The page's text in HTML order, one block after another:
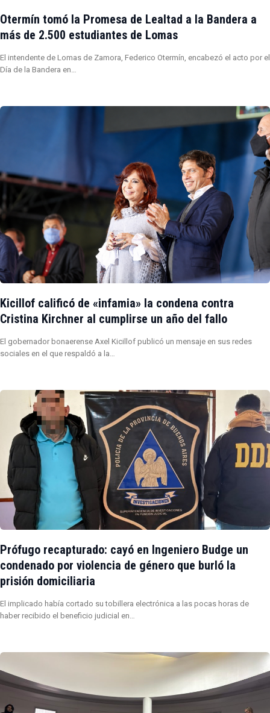
Otermín tomó la Promesa de Lealtad a la Bandera a
más de 2.500 estudiantes de Lomas
El intendente de Lomas de Zamora, Federico Otermín, encabezó el acto por el
Día de la Bandera en…
Kicillof calificó de «infamia» la condena contra
Cristina Kirchner al cumplirse un año del fallo
El gobernador bonaerense Axel Kicillof publicó un mensaje en sus redes
sociales en el que respaldó a la…
Prófugo recapturado: cayó en Ingeniero Budge un
condenado por violencia de género que burló la
prisión domiciliaria
El implicado había cortado su tobillera electrónica a las pocas horas de
haber recibido el beneficio judicial en…